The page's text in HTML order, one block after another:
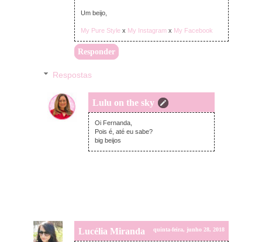
Um beijo,
My Pure Style x My Instagram x My Facebook
Responder
Respostas
Lulu on the sky
quinta-feira, junho 28, 2018
Oi Fernanda,
Pois é, até eu sabe?
big beijos
Lucélia Miranda quinta-feira, junho 28, 2018